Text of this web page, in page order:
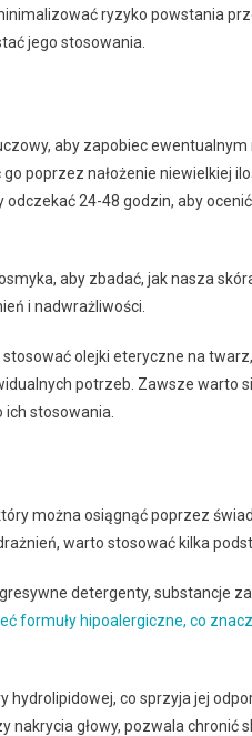
ryzyko powstania
jego stosowania.
aby zapobiec
poprzez nałożenie niewielkiej
24-48 godzin, aby
aby zbadać, jak nasza
i nadwrażliwości.
olejki eteryczne na
potrzeb. Zawsze warto
stosowania.
można osiągnąć poprzez
warto stosować kilka
detergenty, substancje
formuły hipoalergiczne, co
co sprzyja jej
nakrycia głowy, pozwala chronić